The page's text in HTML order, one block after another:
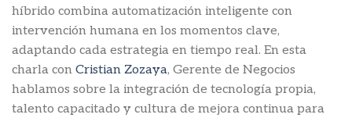
híbrido combina automatización inteligente con
intervención humana en los momentos clave,
adaptando cada estrategia en tiempo real. En esta
charla con Cristian Zozaya, Gerente de Negocios
hablamos sobre la integración de tecnología propia,
talento capacitado y cultura de mejora continua para